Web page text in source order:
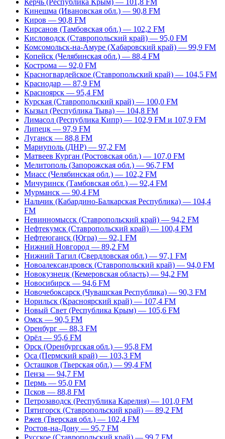
Керчь (Республика Крым) — 101,8 FM
Кинешма (Ивановская обл.) — 90,8 FM
Киров — 90,8 FM
Кирсанов (Тамбовская обл.) — 102,2 FM
Кисловодск (Ставропольский край) — 95,0 FM
Комсомольск-на-Амуре (Хабаровский край) — 99,9 FM
Копейск (Челябинская обл.) — 88,4 FM
Кострома — 92,0 FM
Красногвардейское (Ставропольский край) — 104,5 FM
Краснодар — 87,9 FM
Красноярск — 95,4 FM
Курская (Ставропольский край) — 100,0 FM
Кызыл (Республика Тыва) — 104,8 FM
Лимасол (Республика Кипр) — 102,9 FM и 107,9 FM
Липецк — 97,9 FM
Луганск — 88,8 FM
Мариуполь (ДНР) — 97,2 FM
Матвеев Курган (Ростовская обл.) — 107,0 FM
Мелитополь (Запорожская обл.) — 96,7 FM
Миасс (Челябинская обл.) — 102,2 FM
Мичуринск (Тамбовская обл.) — 92,4 FM
Мурманск — 90,4 FM
Нальчик (Кабардино-Балкарская Республика) — 104,4
FM
Невинномысск (Ставропольский край) — 94,2 FM
Нефтекумск (Ставропольский край) — 100,4 FM
Нефтеюганск (Югра) — 92,1 FM
Нижний Новгород — 89,2 FM
Нижний Тагил (Свердловская обл.) — 97,1 FM
Новоалександровск (Ставропольский край) — 94,0 FM
Новокузнецк (Кемеровская область) — 94,2 FM
Новосибирск — 94,6 FM
Новочебоксарск (Чувашская Республика) — 90,3 FM
Норильск (Красноярский край) — 107,4 FM
Новый Свет (Республика Крым) — 105,6 FM
Омск — 90,5 FM
Оренбург — 88,3 FM
Орёл — 95,6 FM
Орск (Оренбургская обл.) — 95,8 FM
Оса (Пермский край) — 103,3 FM
Осташков (Тверская обл.) — 99,4 FM
Пенза — 94,7 FM
Пермь — 95,0 FM
Псков — 88,8 FM
Петрозаводск (Республика Карелия) — 101,0 FM
Пятигорск (Ставропольский край) — 89,2 FM
Ржев (Тверская обл.) — 102,4 FM
Ростов-на-Дону — 95,7 FM
Русское (Ставропольский край) — 99,7 FM